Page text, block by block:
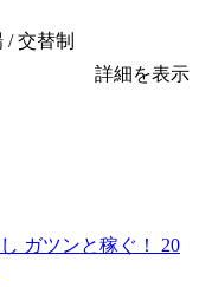
交替制
詳細を表示